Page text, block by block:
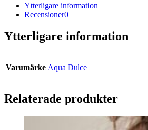
Ytterligare information
Recensioner0
Ytterligare information
Varumärke Aqua Dulce
Relaterade produkter